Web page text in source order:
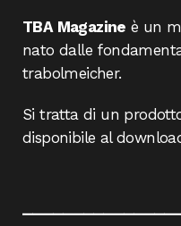
TBA Magazine è un
nato dalle
trabolmeicher.
Si tratta di un
disponibile al